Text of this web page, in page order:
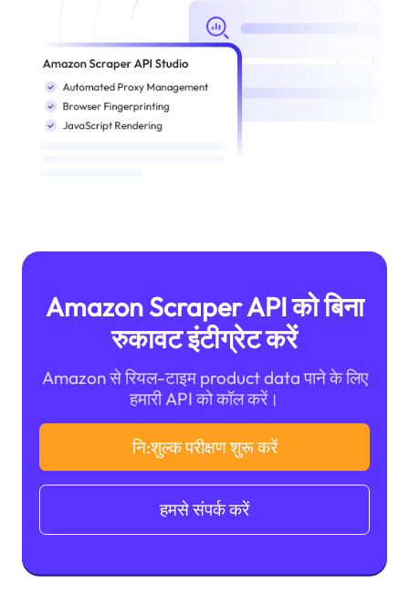
Amazon Scraper API को बिना
रुकावट इंटीग्रेट करें
Amazon से रियल-टाइम product data पाने के लिए
हमारी API को कॉल करें।
नि:शुल्क परीक्षण शुरू करें
हमसे संपर्क करें